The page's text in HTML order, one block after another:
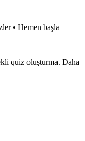
• Hemen başla
quiz oluşturma. Daha